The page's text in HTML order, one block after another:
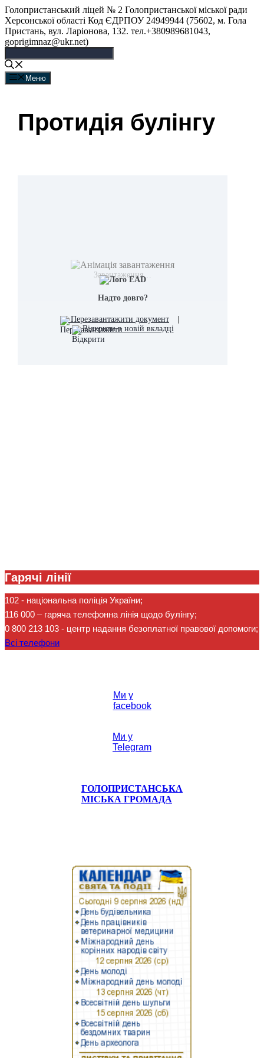
Перейти
до
вмісту
Голопристанський ліцей № 2 Голопристанської міської ради
Херсонської області Код ЄДРПОУ 24949944 (75602, м. Гола
Пристань, вул. Ларіонова, 132. тел.+380989681043,
goprigimnaz@ukr.net)
Меню
Протидія булінгу
Завантаження…
Надто довго?
Перезавантажити документ
|
Відкрити в новій вкладці
Гарячі лінії
102 - національна поліція України;
116 000 – гаряча телефонна лінія щодо булінгу;
0 800 213 103 - центр надання безоплатної правової допомоги;
Всі телефони
Ми у
facebook
Ми у
Telegram
ГОЛОПРИСТАНСЬКА
МІСЬКА ГРОМАДА